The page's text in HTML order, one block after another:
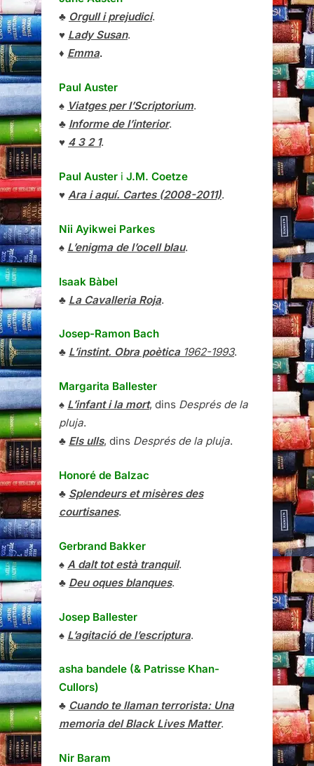
♣ Orgull i prejudici.
♥ Lady Susan.
♦ Emma.
Paul Auster
♠ Viatges per l’Scriptorium.
♣ Informe de l’interior.
♥ 4 3 2 1.
Paul Auster i J.M. Coetze
♥ Ara i aquí. Cartes (2008-2011).
Nii Ayikwei Parkes
♠ L’enigma de l’ocell blau.
Isaak Bàbel
♣ La Cavalleria Roja.
Josep-Ramon Bach
♣ L’instint. Obra poètica1962-1993.
Margarita Ballester
♠ L’infant i la mort, dins Després de la
pluja.
♣ Els ulls, dins Després de la pluja.
Honoré de Balzac
♣ Splendeurs et misères des
courtisanes.
Gerbrand Bakker
♠ A dalt tot està tranquil.
♣ Deu oques blanques.
Josep Ballester
♠ L’agitació de l’escriptura.
asha bandele (& Patrisse Khan-
Cullors)
♣ Cuando te llaman terrorista: Una
memoria del Black Lives Matter.
Nir Baram